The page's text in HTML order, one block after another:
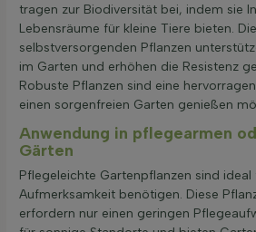
tragen zur Biodiversität bei, indem sie
Lebensräume für kleine Tiere bieten.
selbstversorgenden Pflanzen
im Garten und erhöhen die Resistenz
Robuste Pflanzen sind eine
einen sorgenfreien Garten genießen
Anwendung in pflegearmen
Gärten
Pflegeleichte Gartenpflanzen sind
Aufmerksamkeit benötigen. Diese
erfordern nur einen geringen